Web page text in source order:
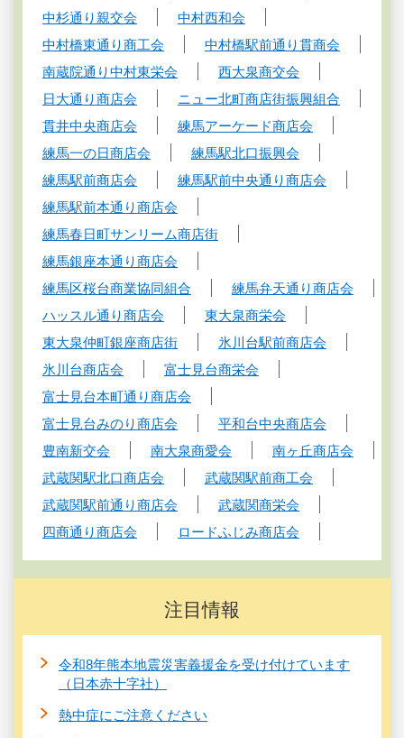
中杉通り親交会
中村西和会
中村橋東通り商工会
中村橋駅前通り貫商会
南蔵院通り中村東栄会
西大泉商交会
日大通り商店会
ニュー北町商店街振興組合
貫井中央商店会
練馬アーケード商店会
練馬一の日商店会
練馬駅北口振興会
練馬駅前商店会
練馬駅前中央通り商店会
練馬駅前本通り商店会
練馬春日町サンリーム商店街
練馬銀座本通り商店会
練馬区桜台商業協同組合
練馬弁天通り商店会
ハッスル通り商店会
東大泉商栄会
東大泉仲町銀座商店街
氷川台駅前商店会
氷川台商店会
富士見台商栄会
富士見台本町通り商店会
富士見台みのり商店会
平和台中央商店会
豊南新交会
南大泉商愛会
南ヶ丘商店会
武蔵関駅北口商店会
武蔵関駅前商工会
武蔵関駅前通り商店会
武蔵関商栄会
四商通り商店会
ロードふじみ商店会
注目情報
令和8年熊本地震災害義援金を受け付けています
（日本赤十字社）
熱中症にご注意ください